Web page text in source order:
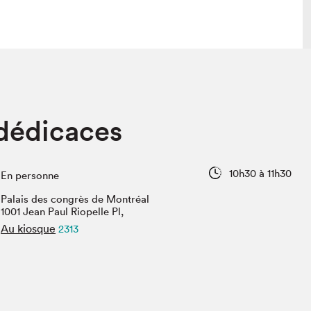
Vidéos et balados
En personne
10h30 à 11h30
Palais des congrès de Montréal
1001 Jean Paul Riopelle Pl,
Au kiosque 2313